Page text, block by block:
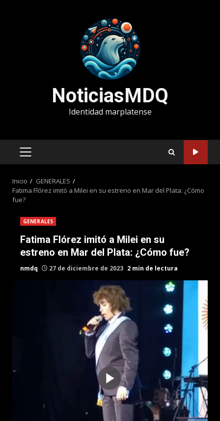
NoticiasMDQ
Identidad marplatense
MENÚ
Inicio
GENERALES
Fatima Flórez imitó a Milei en su estreno en Mar del Plata: ¿Cómo
fue?
GENERALES
Fatima Flórez imitó a Milei en su
estreno en Mar del Plata: ¿Cómo fue?
nmdq 27 de diciembre de 2023 2 min de lectura